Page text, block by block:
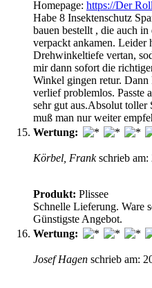
Homepage: https://Der
Habe 8 Insektenschutz
bauen bestellt , die auch
verpackt ankamen. Leider
Drehwinkeltiefe vertan,
mir dann sofort die
Winkel gingen retur. Dann
verlief problemlos. Passte
sehr gut aus.Absolut toller
muß man nur weiter
Wertung:
Körbel, Frank schrieb
Produkt: Plissee
Schnelle Lieferung. Ware
Günstigste Angebot.
Wertung:
Josef Hagen schrieb am: